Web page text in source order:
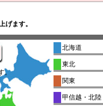
げます。
。
北海道
東北
関東
甲信越・北陸